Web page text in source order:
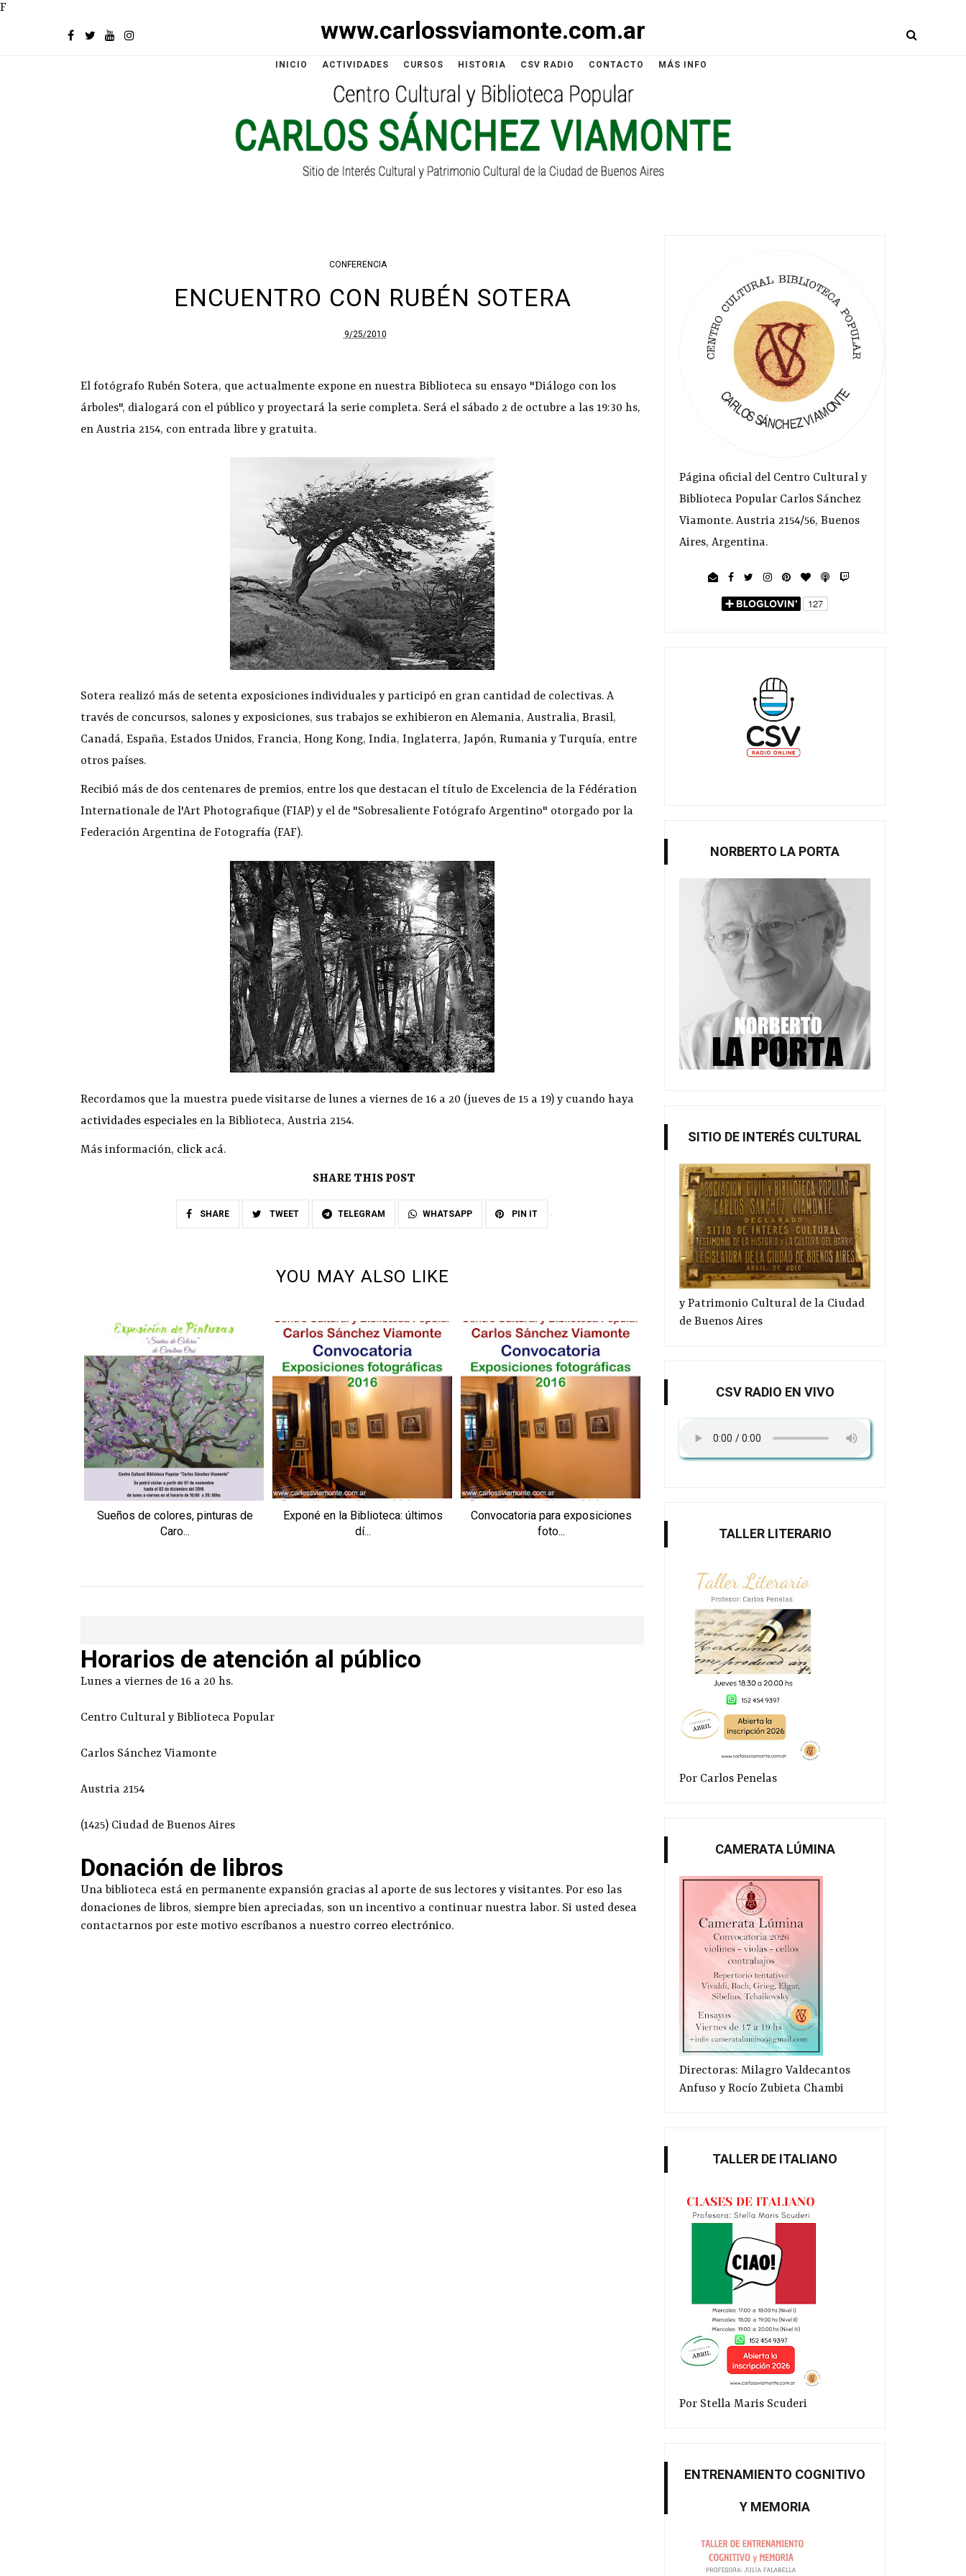
F
www.carlossviamonte.com.ar
INICIO ACTIVIDADES CURSOS HISTORIA CSV RADIO CONTACTO MÁS INFO
CONFERENCIA
ENCUENTRO CON RUBÉN SOTERA
9/25/2010
El fotógrafo Rubén Sotera, que actualmente expone en nuestra Biblioteca su ensayo "Diálogo con los
árboles", dialogará con el público y proyectará la serie completa. Será el sábado 2 de octubre a las 19:30 hs,
en Austria 2154, con entrada libre y gratuita.
Sotera realizó más de setenta exposiciones individuales y participó en gran cantidad de colectivas. A
través de concursos, salones y exposiciones, sus trabajos se exhibieron en Alemania, Australia, Brasil,
Canadá, España, Estados Unidos, Francia, Hong Kong, India, Inglaterra, Japón, Rumania y Turquía, entre
otros países.
Recibió más de dos centenares de premios, entre los que destacan el título de Excelencia de la Fédération
Internationale de l'Art Photografique (FIAP) y el de "Sobresaliente Fotógrafo Argentino" otorgado por la
Federación Argentina de Fotografía (FAF).
Recordamos que la muestra puede visitarse de lunes a viernes de 16 a 20 (jueves de 15 a 19) y cuando haya
actividades especiales en la Biblioteca, Austria 2154.
Más información, click acá.
SHARE THIS POST
SHARE TWEET TELEGRAM WHATSAPP PIN IT
YOU MAY ALSO LIKE
Sueños de colores, pinturas de
Caro...
Exponé en la Biblioteca: últimos
dí...
Convocatoria para exposiciones
foto...
Horarios de atención al público
Lunes a viernes de 16 a 20 hs.
Centro Cultural y Biblioteca Popular
Carlos Sánchez Viamonte
Austria 2154
(1425) Ciudad de Buenos Aires
Donación de libros
Una biblioteca está en permanente expansión gracias al aporte de sus lectores y visitantes. Por eso las
donaciones de libros, siempre bien apreciadas, son un incentivo a continuar nuestra labor. Si usted desea
contactarnos por este motivo escríbanos a nuestro correo electrónico.
Página oficial del Centro Cultural y
Biblioteca Popular Carlos Sánchez
Viamonte. Austria 2154/56, Buenos
Aires, Argentina.
NORBERTO LA PORTA
SITIO DE INTERÉS CULTURAL
y Patrimonio Cultural de la Ciudad
de Buenos Aires
CSV RADIO EN VIVO
TALLER LITERARIO
Por Carlos Penelas
CAMERATA LÚMINA
Directoras: Milagro Valdecantos
Anfuso y Rocío Zubieta Chambi
TALLER DE ITALIANO
Por Stella Maris Scuderi
ENTRENAMIENTO COGNITIVO
Y MEMORIA